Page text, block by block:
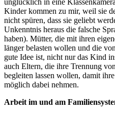
Kinder kommen zu mir, weil sie
nicht spüren, dass sie geliebt
Unkenntnis heraus die falsche
haben). Mütter, die mit ihren
länger belasten wollen und die
gute Idee ist, nicht nur das Kind
auch Eltern, die ihre Trennung
begleiten lassen wollen, damit
möglich dabei nehmen.
Arbeit im und am